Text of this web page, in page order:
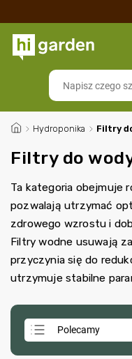
/ Hydroponika / Filtry
Filtry do
Ta kategoria obejmuje
pozwalają utrzymać
zdrowego wzrostu i
Filtry wodne usuwają
przyczynia się do
utrzymuje stabilne
Polecamy